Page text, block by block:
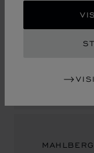
Neuer Wall 11
+49
MAHLBERG